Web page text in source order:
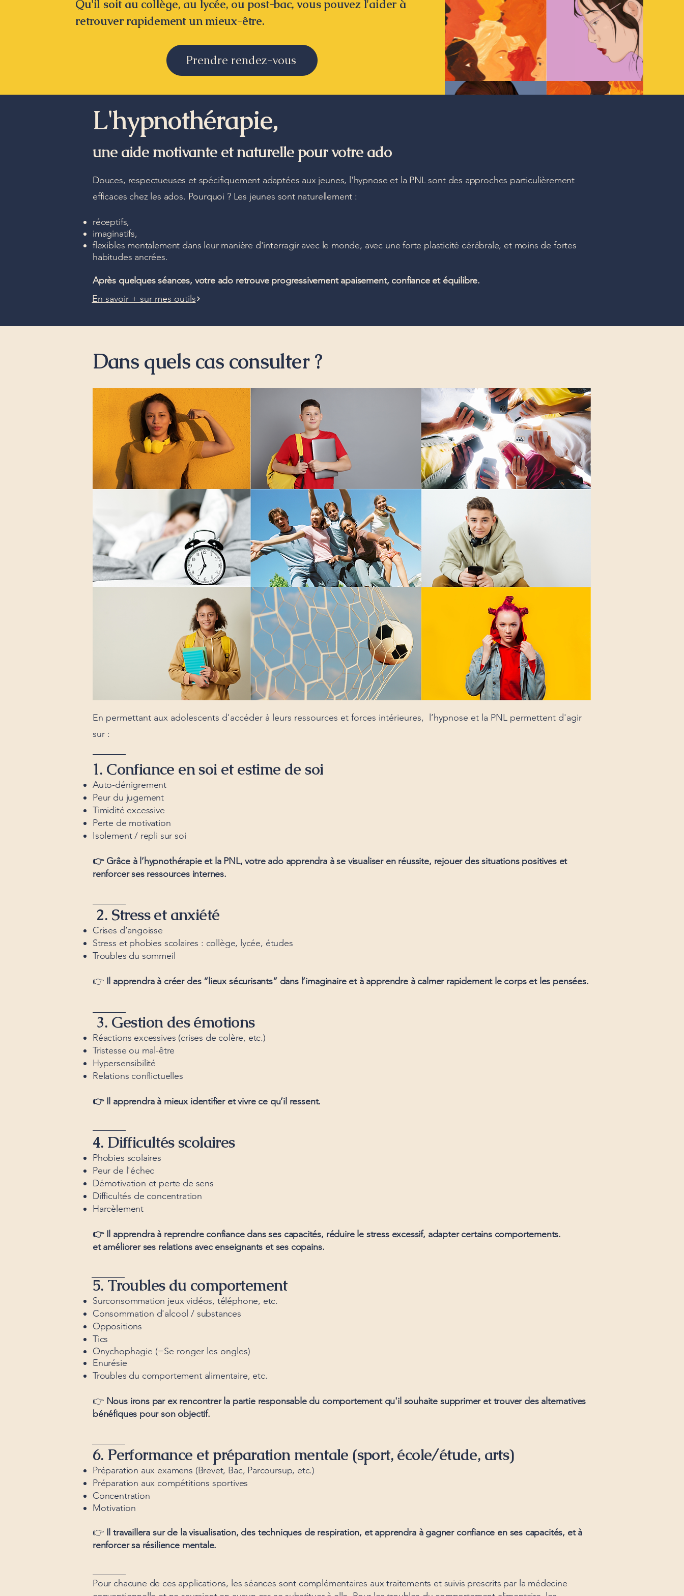
Qu'il soit au collège, au lycée, ou post-bac, vous pouvez l'aider à
retrouver rapidement un mieux-être.
Prendre rendez-vous
L'hypnothérapie,
une aide motivante et naturelle pour votre ado
Douces, respectueuses et spécifiquement adaptées aux jeunes, l'hypnose et la PNL sont des approches particulièrement
efficaces chez les ados. Pourquoi ? Les jeunes sont naturellement :
réceptifs,
imaginatifs,
flexibles mentalement dans leur manière d'interragir avec le monde, avec une forte plasticité cérébrale, et moins de fortes
habitudes ancrées.
Après quelques séances, votre ado retrouve progressivement apaisement, confiance et équilibre.
En savoir + sur mes outils
Dans quels cas consulter ?
En permettant aux adolescents d'accéder à leurs ressources et forces intérieures, l’hypnose et la PNL permettent d'agir
sur :
1. Confiance en soi et estime de soi
Auto-dénigrement
Peur du jugement
Timidité excessive
Perte de motivation
Isolement / repli sur soi
👉 Grâce à l’hypnothérapie et la PNL, votre ado apprendra à se visualiser en réussite, rejouer des situations positives et
renforcer ses ressources internes.
2. Stress et anxiété
Crises d’angoisse
Stress et phobies scolaires : collège, lycée, études
Troubles du sommeil
👉Il apprendra à créer des “lieux sécurisants” dans l’imaginaire et à apprendre à calmer rapidement le corps et les pensées.
3. Gestion des émotions
Réactions excessives (crises de colère, etc.)
Tristesse ou mal-être
Hypersensibilité
Relations conflictuelles
👉 Il apprendra à mieux identifier et vivre ce qu’il ressent.
4. Difficultés scolaires
Phobies scolaires
Peur de l'échec​
Démotivation et perte de sens
Difficultés de concentration
Harcèlement
👉 Il apprendra à reprendre confiance dans ses capacités, réduire le stress excessif, adapter certains comportements.
etaméliorer ses relations avec enseignants et ses copains.
5. Troubles du comportement
Surconsommation jeux vidéos, téléphone, etc.
Consommation d'alcool / substances
Oppositions
Tics
Onychophagie (=Se ronger les ongles)
Enurésie
Troubles du comportement alimentaire, etc.
👉Nous irons par ex rencontrer la partie responsable du comportement qu'il souhaite supprimer et trouver des alternatives
bénéfiques pour son objectif.
6. Performance et préparation mentale (sport, école/étude, arts)
Préparation aux examens (Brevet, Bac, Parcoursup, etc.)
Préparation aux compétitions sportives
Concentration
Motivation
👉Il travaillera sur de la visualisation, des techniques de respiration, et apprendra à gagner confiance en ses capacités, et à
renforcer sa résilience mentale.
​Pour chacune de ces applications, les séances sont complémentaires aux traitements et suivis prescrits par la médecine